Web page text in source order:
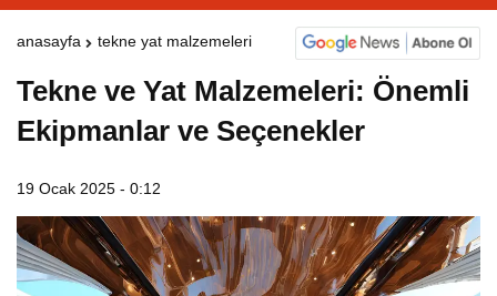
anasayfa tekne yat malzemeleri
Tekne ve Yat Malzemeleri: Önemli
Ekipmanlar ve Seçenekler
19 Ocak 2025 - 0:12